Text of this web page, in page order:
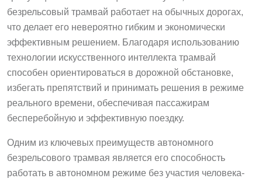
безрельсовый трамвай работает на обычных дорогах,
что делает его невероятно гибким и экономически
эффективным решением. Благодаря использованию
технологии искусственного интеллекта трамвай
способен ориентироваться в дорожной обстановке,
избегать препятствий и принимать решения в режиме
реального времени, обеспечивая пассажирам
бесперебойную и эффективную поездку.
Одним из ключевых преимуществ автономного
безрельсового трамвая является его способность
работать в автономном режиме без участия человека-